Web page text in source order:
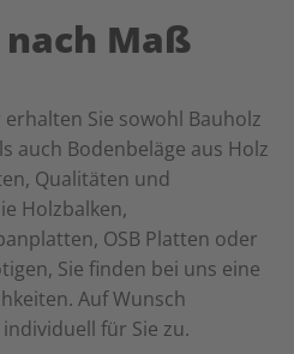
Maß
Sie sowohl Bauholz
auch Bodenbeläge aus Holz
Qualitäten und
Holzbalken,
OSB Platten oder
Sie finden bei uns eine
Auf Wunsch
für Sie zu.